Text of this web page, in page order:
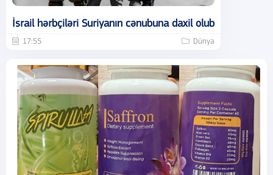
İsrail hərbçiləri Suriyanın cənubuna daxil olub
17:55 Dünya